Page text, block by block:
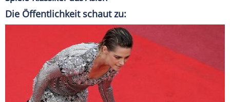
Die Öffentlichkeit schaut zu: